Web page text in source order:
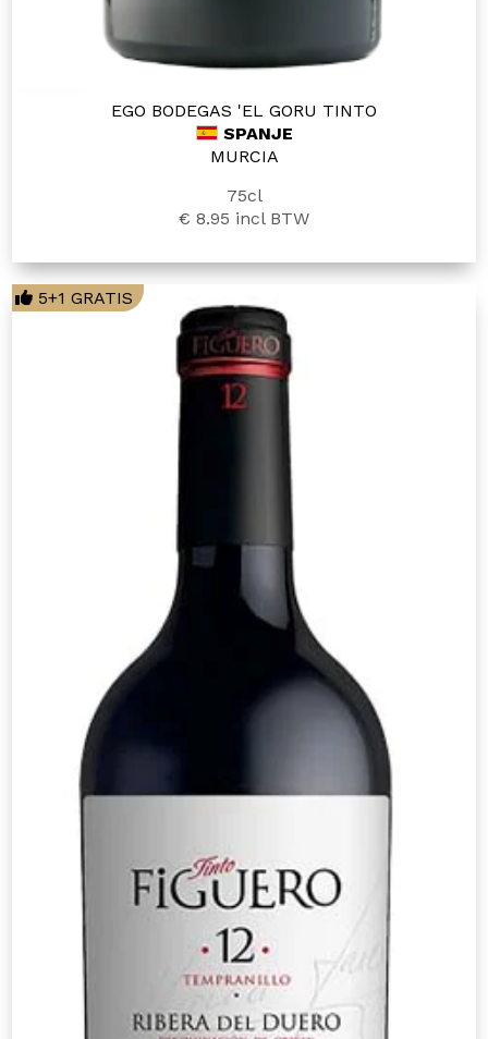
EGO BODEGAS 'EL GORU TINTO
SPANJE
MURCIA
75cl
€ 8.95 incl BTW
5+1 GRATIS